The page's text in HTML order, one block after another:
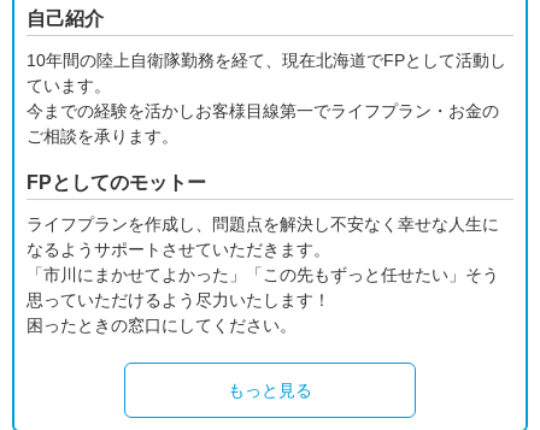
自己紹介
10年間の陸上自衛隊勤務を経て、現在北海道でFPとして活動し
ています。
今までの経験を活かしお客様目線第一でライフプラン・お金の
ご相談を承ります。
FPとしてのモットー
ライフプランを作成し、問題点を解決し不安なく幸せな人生に
なるようサポートさせていただきます。
「市川にまかせてよかった」「この先もずっと任せたい」そう
思っていただけるよう尽力いたします！
困ったときの窓口にしてください。
もっと見る